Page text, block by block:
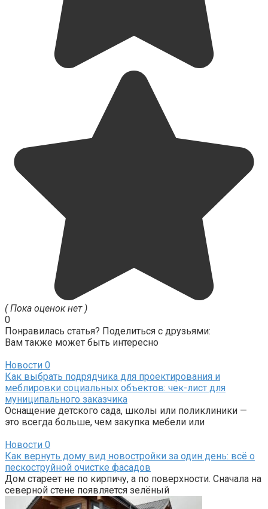
( Пока оценок нет )
0
Понравилась статья? Поделиться с друзьями:
Вам также может быть интересно
Новости 0
Как выбрать подрядчика для проектирования и
меблировки социальных объектов: чек-лист для
муниципального заказчика
Оснащение детского сада, школы или поликлиники —
это всегда больше, чем закупка мебели или
Новости 0
Как вернуть дому вид новостройки за один день: всё о
пескоструйной очистке фасадов
Дом стареет не по кирпичу, а по поверхности. Сначала на
северной стене появляется зелёный